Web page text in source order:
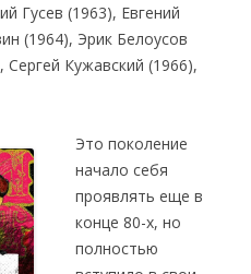
Гусев (1963), Евгений
(1964), Эрик Белоусов
Сергей Кужавский (1966),
Это поколение
начало себя
проявлять еще в
конце 80-х, но
полностью